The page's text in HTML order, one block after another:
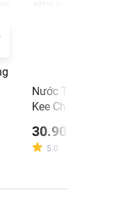
Nước Tương
Kee Chai 500ml
30.900 ₫
5.0